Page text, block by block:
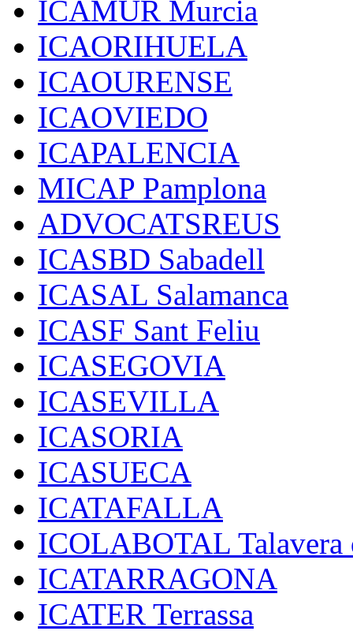
ICAMUR Murcia
ICAORIHUELA
ICAOURENSE
ICAOVIEDO
ICAPALENCIA
MICAP Pamplona
ADVOCATSREUS
ICASBD Sabadell
ICASAL Salamanca
ICASF Sant Feliu
ICASEGOVIA
ICASEVILLA
ICASORIA
ICASUECA
ICATAFALLA
ICOLABOTAL Talavera
ICATARRAGONA
ICATER Terrassa